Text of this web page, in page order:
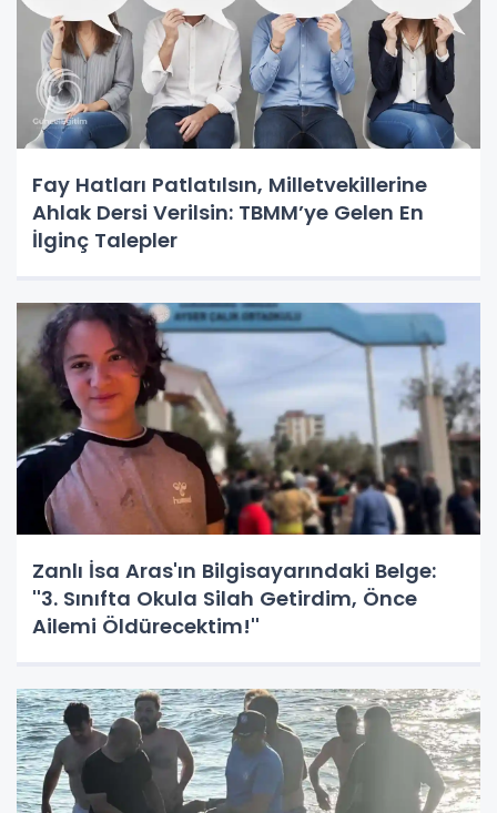
Fay Hatları Patlatılsın, Milletvekillerine
Ahlak Dersi Verilsin: TBMM’ye Gelen En
İlginç Talepler
Zanlı İsa Aras'ın Bilgisayarındaki Belge:
''3. Sınıfta Okula Silah Getirdim, Önce
Ailemi Öldürecektim!''